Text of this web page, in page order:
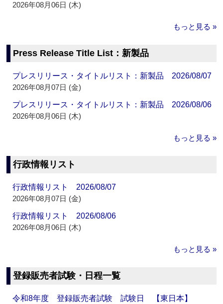
2026年08月06日 (木)
もっと見る »
Press Release Title List：新製品
プレスリリース・タイトルリスト：新製品 2026/08/07
2026年08月07日 (金)
プレスリリース・タイトルリスト：新製品 2026/08/06
2026年08月06日 (木)
もっと見る »
行政情報リスト
行政情報リスト 2026/08/07
2026年08月07日 (金)
行政情報リスト 2026/08/06
2026年08月06日 (木)
もっと見る »
登録販売者試験・日程一覧
令和8年度 登録販売者試験 試験日 【東日本】